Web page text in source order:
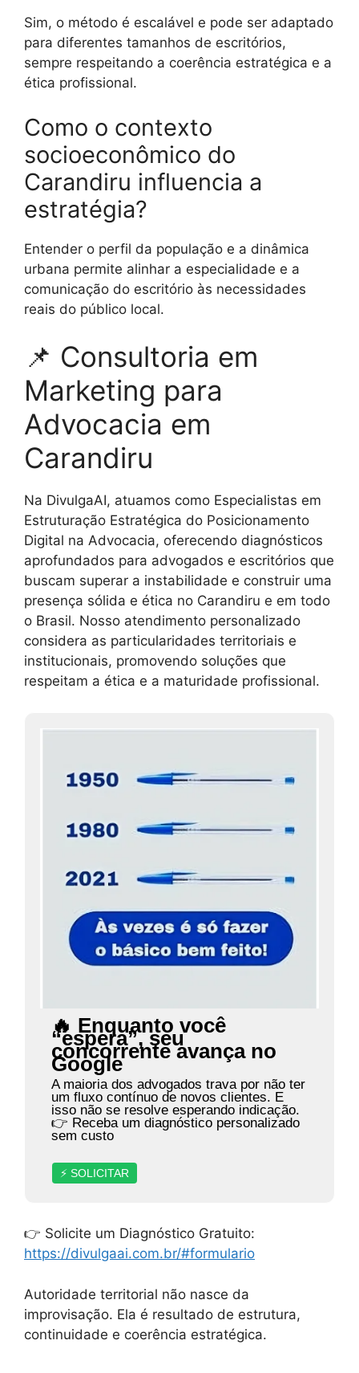
Sim, o método é escalável e pode ser adaptado
para diferentes tamanhos de escritórios,
sempre respeitando a coerência estratégica e a
ética profissional.
Como o contexto
socioeconômico do
Carandiru influencia a
estratégia?
Entender o perfil da população e a dinâmica
urbana permite alinhar a especialidade e a
comunicação do escritório às necessidades
reais do público local.
📌 Consultoria em
Marketing para
Advocacia em
Carandiru
Na DivulgaAI, atuamos como Especialistas em
Estruturação Estratégica do Posicionamento
Digital na Advocacia, oferecendo diagnósticos
aprofundados para advogados e escritórios que
buscam superar a instabilidade e construir uma
presença sólida e ética no Carandiru e em todo
o Brasil. Nosso atendimento personalizado
considera as particularidades territoriais e
institucionais, promovendo soluções que
respeitam a ética e a maturidade profissional.
🔥 Enquanto você
“espera”, seu
concorrente avança no
Google
A maioria dos advogados trava por não ter
um fluxo contínuo de novos clientes. E
isso não se resolve esperando indicação.
👉 Receba um diagnóstico personalizado
sem custo
⚡ SOLICITAR
👉 Solicite um Diagnóstico Gratuito:
https://divulgaai.com.br/#formulario
Autoridade territorial não nasce da
improvisação. Ela é resultado de estrutura,
continuidade e coerência estratégica.